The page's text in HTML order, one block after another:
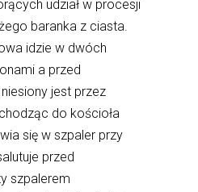
udział w procesji
baranka z ciasta.
idzie w dwóch
a przed
jest przez
do kościoła
się w szpaler przy
przed
szpalerem